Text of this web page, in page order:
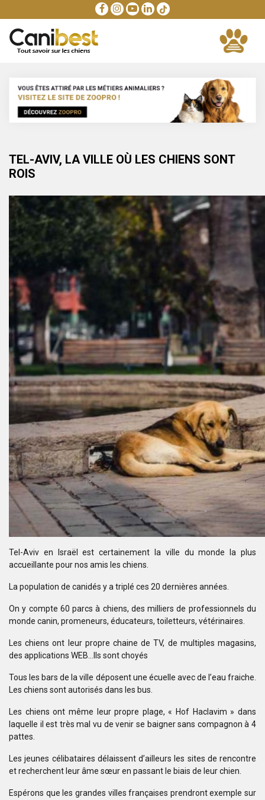
TEL-AVIV, LA VILLE OÙ LES CHIENS SONT
ROIS
Tel-Aviv en Israël
est certainement la ville du monde la plus
accueillante pour nos amis les chiens.
La population de canidés y a triplé ces 20 dernières années.
On y compte 60 parcs à chiens, des milliers de professionnels du
monde canin, promeneurs, éducateurs, toiletteurs, vétérinaires.
Les chiens ont leur propre chaine de TV, de multiples magasins,
des applications WEB…Ils sont choyés
Tous les bars de la ville déposent une écuelle avec de l’eau fraiche.
Les chiens sontautorisés dans les bus.
Les chiens ont même leur propre plage, « Hof Haclavim » dans
laquelle il est très mal vu de venir se baigner sans compagnon à 4
pattes.
Les jeunes célibataires délaissent d’ailleurs les sites de rencontre
et recherchent leur âme sœur en passant le biais de leur chien.
Espérons que les grandes villes françaises prendront exemple sur